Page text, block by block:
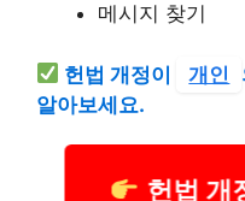
메시지 찾기
헌법 개정이 개인
알아보세요.
헌법 개